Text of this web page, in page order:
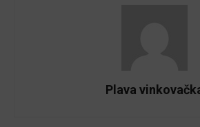
Plava